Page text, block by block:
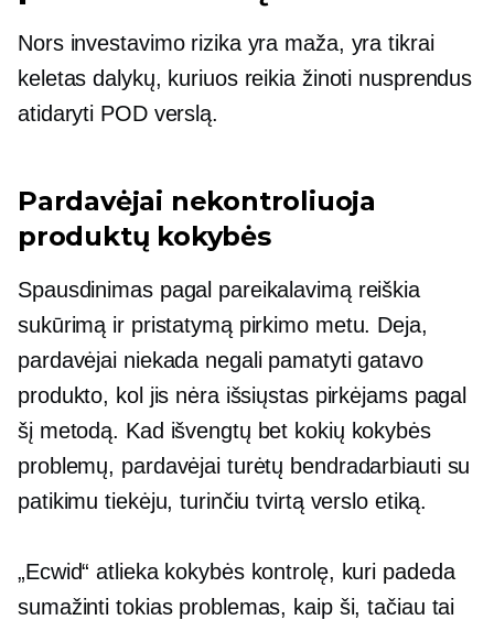
Nors investavimo rizika yra maža, yra tikrai
keletas dalykų, kuriuos reikia žinoti nusprendus
atidaryti POD verslą.
Pardavėjai nekontroliuoja
produktų kokybės
Spausdinimas pagal pareikalavimą reiškia
sukūrimą ir pristatymą pirkimo metu. Deja,
pardavėjai niekada negali pamatyti gatavo
produkto, kol jis nėra išsiųstas pirkėjams pagal
šį metodą. Kad išvengtų bet kokių kokybės
problemų, pardavėjai turėtų bendradarbiauti su
patikimu tiekėju, turinčiu tvirtą verslo etiką.
„Ecwid“ atlieka kokybės kontrolę, kuri padeda
sumažinti tokias problemas, kaip ši, tačiau tai